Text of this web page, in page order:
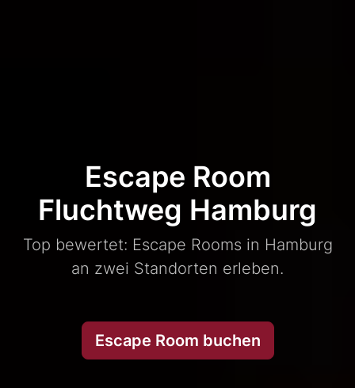
Escape Room
Fluchtweg Hamburg
Top bewertet: Escape Rooms in Hamburg
an zwei Standorten erleben.
Escape Room buchen